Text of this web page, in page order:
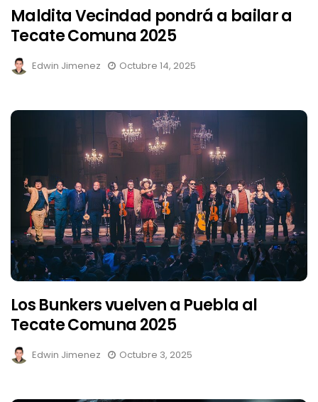
Maldita Vecindad pondrá a bailar a
Tecate Comuna 2025
Edwin Jimenez Octubre 14, 2025
Los Bunkers vuelven a Puebla al
Tecate Comuna 2025
Edwin Jimenez Octubre 3, 2025